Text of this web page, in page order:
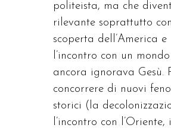
politeista, ma che
rilevante soprattutto
scoperta dell’America e
l’incontro con un
ancora ignorava Gesù.
concorrere di nuovi
storici (la
l’incontro con